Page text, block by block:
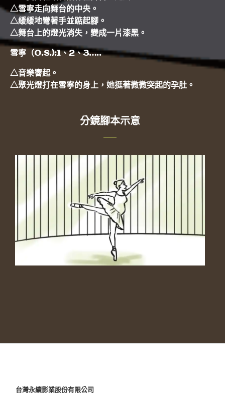
△雪寧走向舞台的中央。
△緩緩地彎著手並踮起腳。
△舞台上的燈光消失，變成一片漆黑。
雪寧（O.S.):1、2、3…..
△音樂響起。
△聚光燈打在雪寧的身上，她挺著微微突起的孕肚。
分鏡腳本示意
台灣永續影業股份有限公司